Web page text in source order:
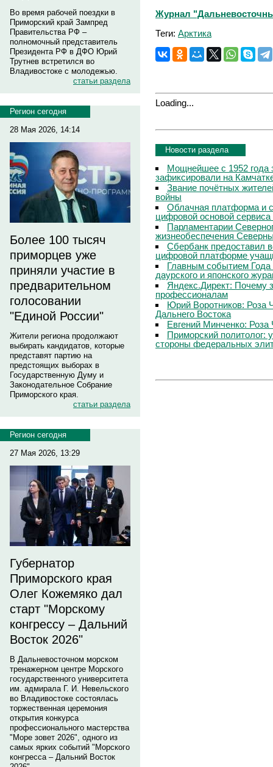
Во время рабочей поездки в
Приморский край Зампред
Правительства РФ –
полномочный представитель
Президента РФ в ДФО Юрий
Трутнев встретился во
Владивостоке с молодежью.
статьи раздела
Регион сегодня
28 Мая 2026, 14:14
Более 100 тысяч
приморцев уже
приняли участие в
предварительном
голосовании
"Единой России"
Жители региона продолжают
выбирать кандидатов, которые
представят партию на
предстоящих выборах в
Государственную Думу и
Законодательное Собрание
Приморского края.
статьи раздела
Регион сегодня
27 Мая 2026, 13:29
Губернатор
Приморского края
Олег Кожемяко дал
старт "Морскому
конгрессу – Дальний
Восток 2026"
В Дальневосточном морском
тренажерном центре Морского
государственного университета
им. адмирала Г. И. Невельского
во Владивостоке состоялась
торжественная церемония
открытия конкурса
профессионального мастерства
"Море зовет 2026", одного из
самых ярких событий "Морского
конгресса – Дальний Восток
Журнал
Теги: Арктика
Loading...
Новости раздела
Мощнейшее с 1952 года
зафиксировали на
Звание почётных
войны
Облачная платформа и
цифровой основой
Парламентарии
жизнеобеспечения
Сбербанк предоставил
цифровой платформе
Главным событием
даурского и японского
Яндекс.Директ: Почему
профессионалам
Юрий Воротников: Роза
Дальнего Востока
Евгений Минченко: Роза
Приморский политолог:
стороны федеральных